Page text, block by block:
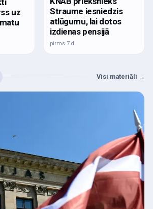
uz
Straume iesniedzis
atlūgumu, lai dotos
izdienas pensijā
pirms 7 d
Visi materiāli →